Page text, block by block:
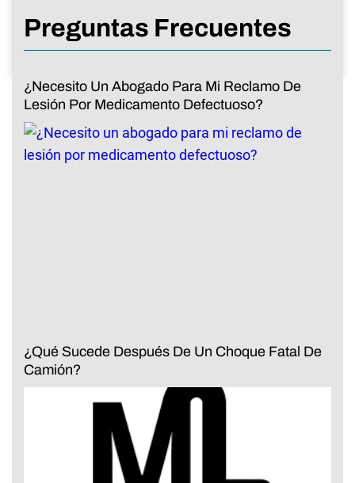
Preguntas Frecuentes
¿Necesito Un Abogado Para Mi Reclamo De
Lesión Por Medicamento Defectuoso?
¿Qué Sucede Después De Un Choque Fatal De
Camión?